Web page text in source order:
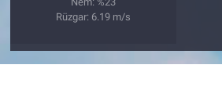
Rüzgar: 6.19 m/s